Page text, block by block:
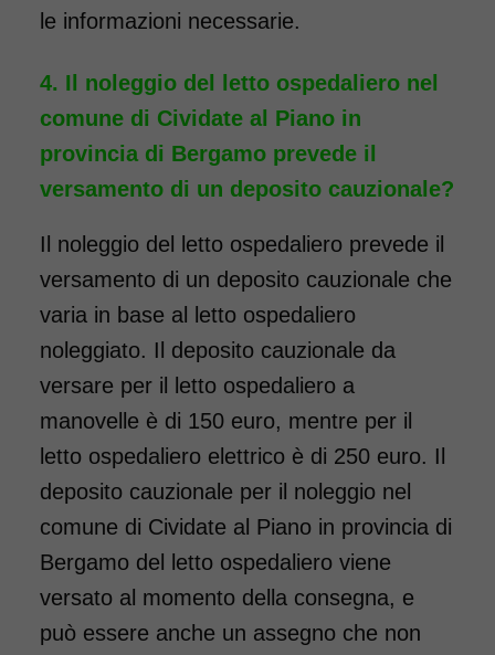
le informazioni necessarie.
Il noleggio del letto ospedaliero nel
comune di Cividate al Piano in
provincia di Bergamo prevede il
versamento di un deposito cauzionale?
Il noleggio del letto ospedaliero prevede il
versamento di un deposito cauzionale che
varia in base al letto ospedaliero
noleggiato. Il deposito cauzionale da
versare per il letto ospedaliero a
manovelle è di 150 euro, mentre per il
letto ospedaliero elettrico è di 250 euro. Il
deposito cauzionale per il noleggio nel
comune di Cividate al Piano in provincia di
Bergamo del letto ospedaliero viene
versato al momento della consegna, e
può essere anche un assegno che non